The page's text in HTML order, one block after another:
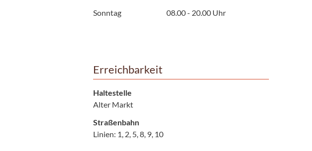
Sonntag
08.00 - 20.00 Uhr
Erreichbarkeit
Haltestelle
Alter Markt
Straßenbahn
Linien: 1, 2, 5, 8, 9, 10